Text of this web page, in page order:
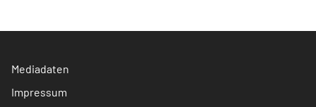
Mediadaten
Impressum